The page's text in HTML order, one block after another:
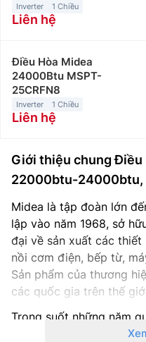
Inverter 1 Chiều
Liên hệ
Điều Hòa Midea
24000Btu MSPT-
25CRFN8
Inverter 1 Chiều
Liên hệ
Giới thiệu chung Điều
22000btu-24000btu,
Midea là tập đoàn lớn
lập vào năm 1968, sở
đại về sản xuất các
nồi cơm điện, bếp từ,
Sản phẩm của thương
các quốc gia trên thế
Trong suốt những năm
tiến công nghệ hiện đại